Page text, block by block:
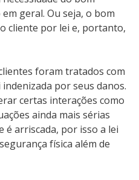
geral. Ou seja, o bom
cliente por lei e, portanto,
foram tratados com
por seus danos.
certas interações como
ainda mais sérias
é arriscada, por isso a lei
física além de